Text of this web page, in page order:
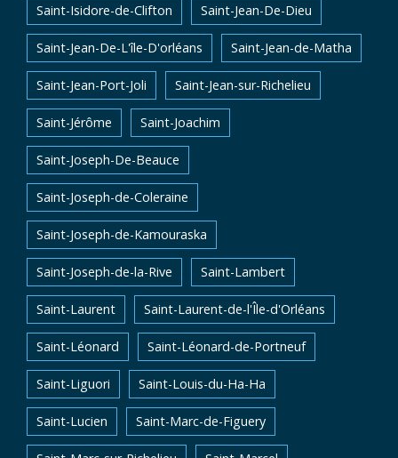
Saint-Isidore-de-Clifton Saint-Jean-De-Dieu
Saint-Jean-De-L'île-D'orléans Saint-Jean-de-Matha
Saint-Jean-Port-Joli Saint-Jean-sur-Richelieu
Saint-Jérôme Saint-Joachim
Saint-Joseph-De-Beauce
Saint-Joseph-de-Coleraine
Saint-Joseph-de-Kamouraska
Saint-Joseph-de-la-Rive Saint-Lambert
Saint-Laurent Saint-Laurent-de-l'Île-d'Orléans
Saint-Léonard Saint-Léonard-de-Portneuf
Saint-Liguori Saint-Louis-du-Ha-Ha
Saint-Lucien Saint-Marc-de-Figuery